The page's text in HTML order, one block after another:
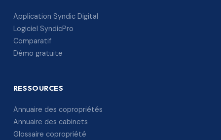
Application Syndic Digital
Logiciel SyndicPro
Comparatif
Démo gratuite
RESSOURCES
Annuaire des copropriétés
Annuaire des cabinets
Glossaire copropriété